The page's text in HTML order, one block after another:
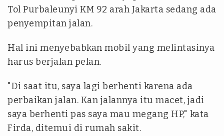
Tol Purbaleunyi KM 92 arah Jakarta sedang ada
penyempitan jalan.
Hal ini menyebabkan mobil yang melintasinya
harus berjalan pelan.
"Di saat itu, saya lagi berhenti karena ada
perbaikan jalan. Kan jalannya itu macet, jadi
saya berhenti pas saya mau megang HP," kata
Firda, ditemui di rumah sakit.